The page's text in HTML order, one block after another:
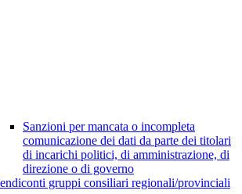
Sanzioni per mancata o incompleta
comunicazione dei dati da parte dei titolari
di incarichi politici, di amministrazione, di
direzione o di governo
gruppi consiliari regionali/provinciali